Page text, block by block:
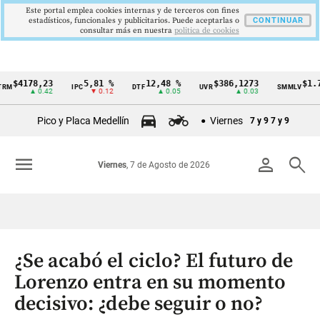
Cintillo
Colombia
▲ 0.42
5,81 %
▼ 0.12
DTF 12,48 %
▲ 0.05
UVR $386,1273
▲ 0.03
SMMLV
Pico y Placa Medellín Viernes 7 y 9 7 y 9
person search
Viernes, 7 de Agosto de 2026
menu
¿Se acabó el ciclo? El futuro de
Lorenzo entra en su momento
decisivo: ¿debe seguir o no?
Este portal emplea cookies internas y de terceros con fines
estadísticos, funcionales y publicitarios. Puede aceptarlas o
consultar más en nuestra politica de cookies
CONTINUAR